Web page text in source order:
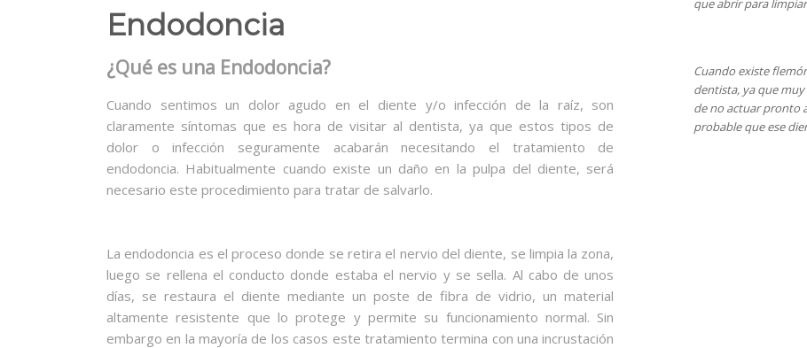
Endodoncia
¿Qué es una Endodoncia?
Cuando sentimos un dolor agudo en el diente y/o infección de la raíz, son
claramente síntomas que es hora de visitar al dentista, ya que estos tipos de
dolor o infección seguramente acabarán necesitando el tratamiento de
endodoncia. Habitualmente cuando existe un daño en la pulpa del diente, será
necesario este procedimiento para tratar de salvarlo.
La endodoncia es el proceso donde se retira el nervio del diente, se limpia la zona,
luego se rellena el conducto donde estaba el nervio y se sella. Al cabo de unos
días, se restaura el diente mediante un poste de fibra de vidrio, un material
altamente resistente que lo protege y permite su funcionamiento normal. Sin
embargo en la mayoría de los casos este tratamiento termina con una incrustación
que abrir para
Cuando existe
dentista, ya que
de no actuar pronto
probable que ese